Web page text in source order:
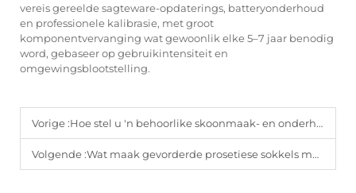
vereis gereelde sagteware-opdaterings, batteryonderhoud
en professionele kalibrasie, met groot
komponentvervanging wat gewoonlik elke 5–7 jaar benodig
word, gebaseer op gebruikintensiteit en
omgewingsblootstelling.
Vorige :Hoe stel u 'n behoorlike skoonmaak- en onderhoudsroetine vir u prosetiese toestel op?
Volgende :Wat maak gevorderde prosetiese sokkels meer gerieflik vir daaglikse dra?